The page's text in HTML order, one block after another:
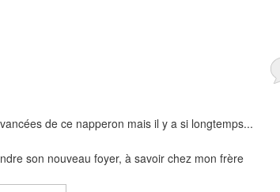
de ce napperon mais il y a si longtemps...
son nouveau foyer, à savoir chez mon frère